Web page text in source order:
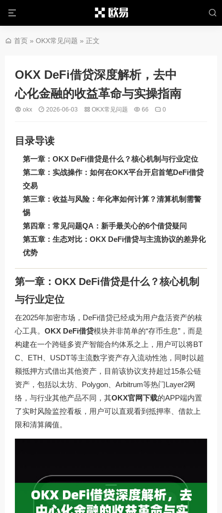
首页 » OKX常见问题 » 正文
OKX DeFi借贷深度解析，去中
心化金融的收益革命与实操指南
okx 2026-06-03 OKX常见问题 66 0
目录导读
第一章：OKX DeFi借贷是什么？核心机制与行业定位
第二章：实战操作：如何在OKX平台开启首笔DeFi借贷
交易
第三章：收益与风险：年化率如何计算？清算机制需警
惕
第四章：常见问题QA：新手最关心的6个借贷疑问
第五章：生态对比：OKX DeFi借贷与主流协议的差异化
优势
第一章：OKX DeFi借贷是什么？核心机制
与行业定位
在2025年加密市场，DeFi借贷已经成为用户盘活资产的核
心工具。 OKX DeFi借贷模块并非简单的“存币生息”，而是
构建在一个跨链多资产智能合约体系之上，用户可以将BT
C、ETH、USDT等主流数字资产存入流动性池，同时以超
额抵押方式借出其他资产，目前该协议支持超过15条公链
资产，包括以太坊、Polygon、Arbitrum等热门Layer2网
络，与行业其他产品不同，其OKX官网下载的APP端内置
了实时风险监控看板，用户可以直观看到抵押率、借款上
限和清算阈值。